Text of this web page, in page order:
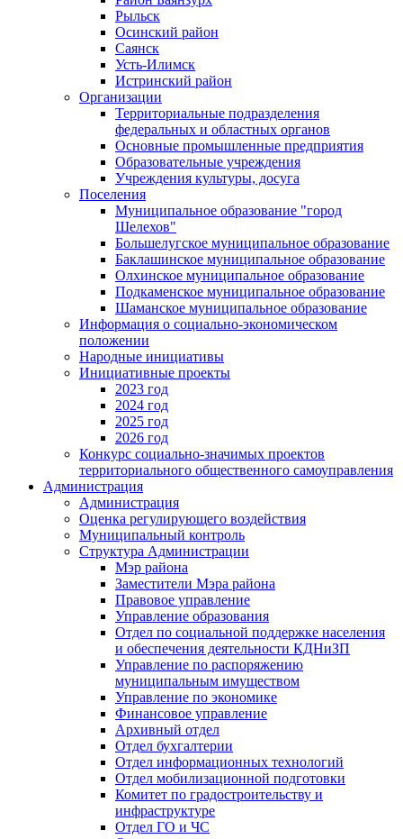
Рыльск
Осинский район
Саянск
Усть-Илимск
Истринский район
Организации
Территориальные подразделения
федеральных и областных органов
Основные промышленные предприятия
Образовательные учреждения
Учреждения культуры, досуга
Поселения
Муниципальное образование "город
Шелехов"
Большелугское муниципальное образование
Баклашинское муниципальное образование
Олхинское муниципальное образование
Подкаменское муниципальное образование
Шаманское муниципальное образование
Информация о социально-экономическом
положении
Народные инициативы
Инициативные проекты
2023 год
2024 год
2025 год
2026 год
Конкурс социально-значимых проектов
территориального общественного самоуправления
Администрация
Администрация
Оценка регулирующего воздействия
Муниципальный контроль
Структура Администрации
Мэр района
Заместители Мэра района
Правовое управление
Управление образования
Отдел по социальной поддержке населения
и обеспечения деятельности КДНиЗП
Управление по распоряжению
муниципальным имуществом
Управление по экономике
Финансовое управление
Архивный отдел
Отдел бухгалтерии
Отдел информационных технологий
Отдел мобилизационной подготовки
Комитет по градостроительству и
инфраструктуре
Отдел ГО и ЧС